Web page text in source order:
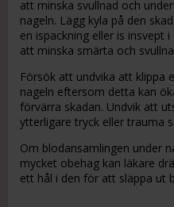
att minska svullnad och
nageln. Lägg kyla på den
en ispackning eller is insvept
att minska smärta och
Försök att undvika att klippa
nageln eftersom detta kan
förvärra skadan. Undvik att
ytterligare tryck eller trauma
Om blodansamlingen under
mycket obehag kan läkare
ett hål i den för att släppa ut